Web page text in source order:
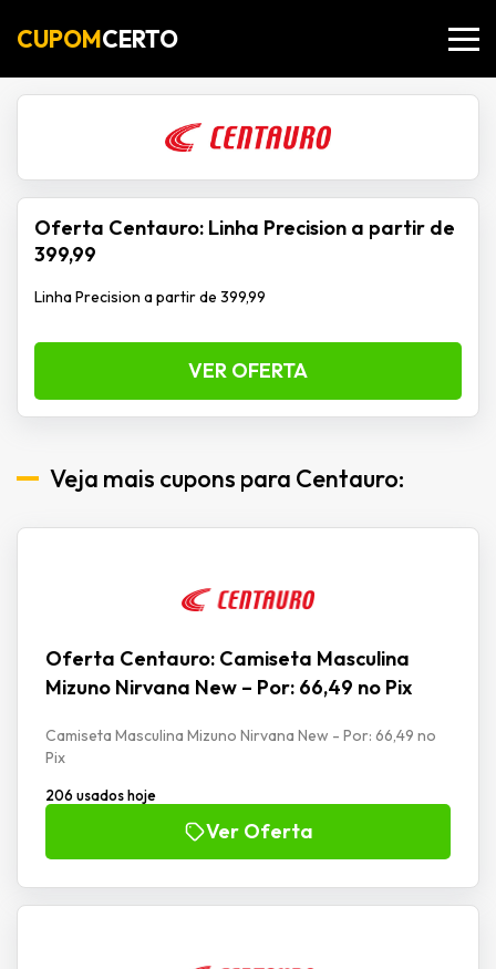
CUPOMCERTO
Oferta Centauro: Linha Precision a partir de
399,99
Linha Precision a partir de 399,99
VER OFERTA
Veja mais cupons para Centauro:
Oferta Centauro: Camiseta Masculina
Mizuno Nirvana New – Por: 66,49 no Pix
Camiseta Masculina Mizuno Nirvana New - Por: 66,49 no
Pix
206 usados hoje
Ver Oferta